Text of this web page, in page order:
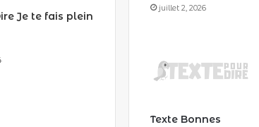
Je te fais plein
juillet 2, 2026
Texte Bonnes